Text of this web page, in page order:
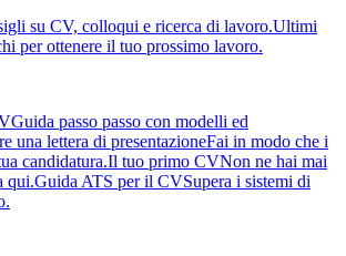
su CV, colloqui e ricerca di lavoro.Ultimi
per ottenere il tuo prossimo lavoro.
Guida passo passo con modelli ed
una lettera di presentazioneFai in modo che i
candidatura.Il tuo primo CVNon ne hai mai
qui.Guida ATS per il CVSupera i sistemi di